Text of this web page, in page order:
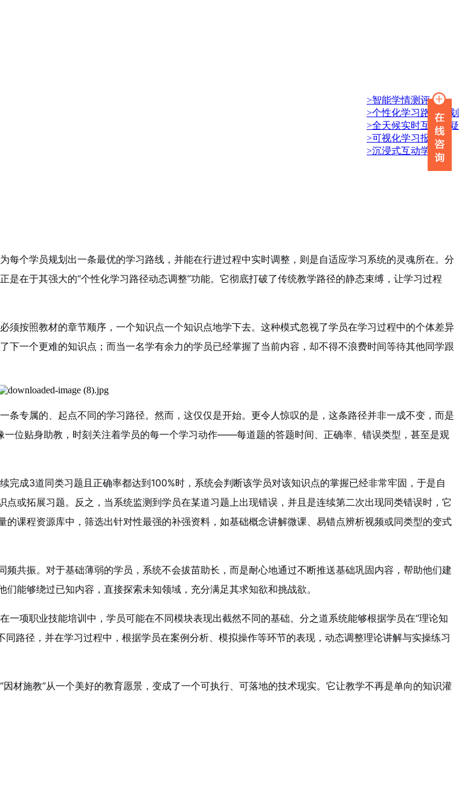
>智能学情测评
>个性化学习路径规划
>全天候实时互动答疑
>可视化学习报告
>沉浸式互动学习
个学员规划出一条最优的学习路线，并能在行进过程中实时调整，则是自适应学习系统的灵魂所在。分
在于其强大的“个性化学习路径动态调整”功能。它彻底打破了传统教学路径的静态束缚，让学习过程
按照教材的章节顺序，一个知识点一个知识点地学下去。这种模式忽视了学员在学习过程中的个体差异
一个更难的知识点；而当一名学有余力的学员已经掌握了当前内容，却不得不浪费时间等待其他同学跟
专属的、起点不同的学习路径。然而，这仅仅是开始。更令人惊叹的是，这条路径并非一成不变，而是
一位贴身助教，时刻关注着学员的每一个学习动作——每道题的答题时间、正确率、错误类型，甚至是观
成3道同类习题且正确率都达到100%时，系统会判断该学员对该知识点的掌握已经非常牢固，于是自
或拓展习题。反之，当系统监测到学员在某道习题上出现错误，并且是连续第二次出现同类错误时，它
课程资源库中，筛选出针对性最强的补强资料，如基础概念讲解微课、易错点辨析视频或同类型的变式
共振。对于基础薄弱的学员，系统不会拔苗助长，而是耐心地通过不断推送基础巩固内容，帮助他们建
能够绕过已知内容，直接探索未知领域，充分满足其求知欲和挑战欲。
项职业技能培训中，学员可能在不同模块表现出截然不同的基础。分之道系统能够根据学员在“理论知
同路径，并在学习过程中，根据学员在案例分析、模拟操作等环节的表现，动态调整理论讲解与实操练习
材施教”从一个美好的教育愿景，变成了一个可执行、可落地的技术现实。它让教学不再是单向的知识灌